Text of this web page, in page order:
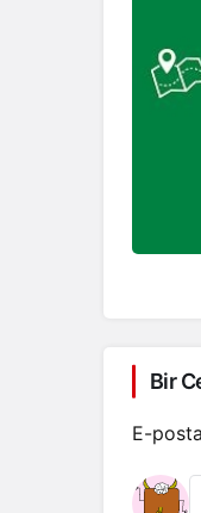
Bir
E-